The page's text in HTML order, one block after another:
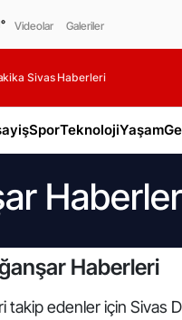
° Videolar Galeriler
Sivas Haberleri
SporTeknolojiYaşam
Haberleri
takip edenler için Sivas